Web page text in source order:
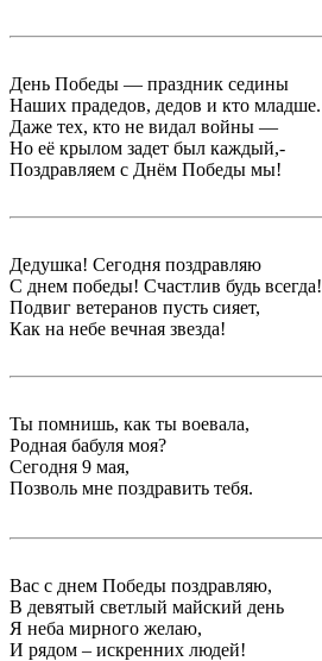
День Победы — праздник седины
Наших прадедов, дедов и кто младше.
Даже тех, кто не видал войны —
Но её крылом задет был каждый,-
Поздравляем с Днём Победы мы!
Дедушка! Сегодня поздравляю
С днем победы! Счастлив будь всегда!
Подвиг ветеранов пусть сияет,
Как на небе вечная звезда!
Ты помнишь, как ты воевала,
Родная бабуля моя?
Сегодня 9 мая,
Позволь мне поздравить тебя.
Вас с днем Победы поздравляю,
В девятый светлый майский день
Я неба мирного желаю,
И рядом – искренних людей!